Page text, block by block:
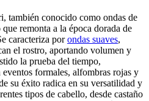
también conocido como ondas de
remonta a la época dorada de
caracteriza porondas suaves,
el rostro, aportando volumen y
la prueba del tiempo,
formales, alfombras rojas y
su éxito radica en su versatilidad y
tipos de cabello, desde castaño